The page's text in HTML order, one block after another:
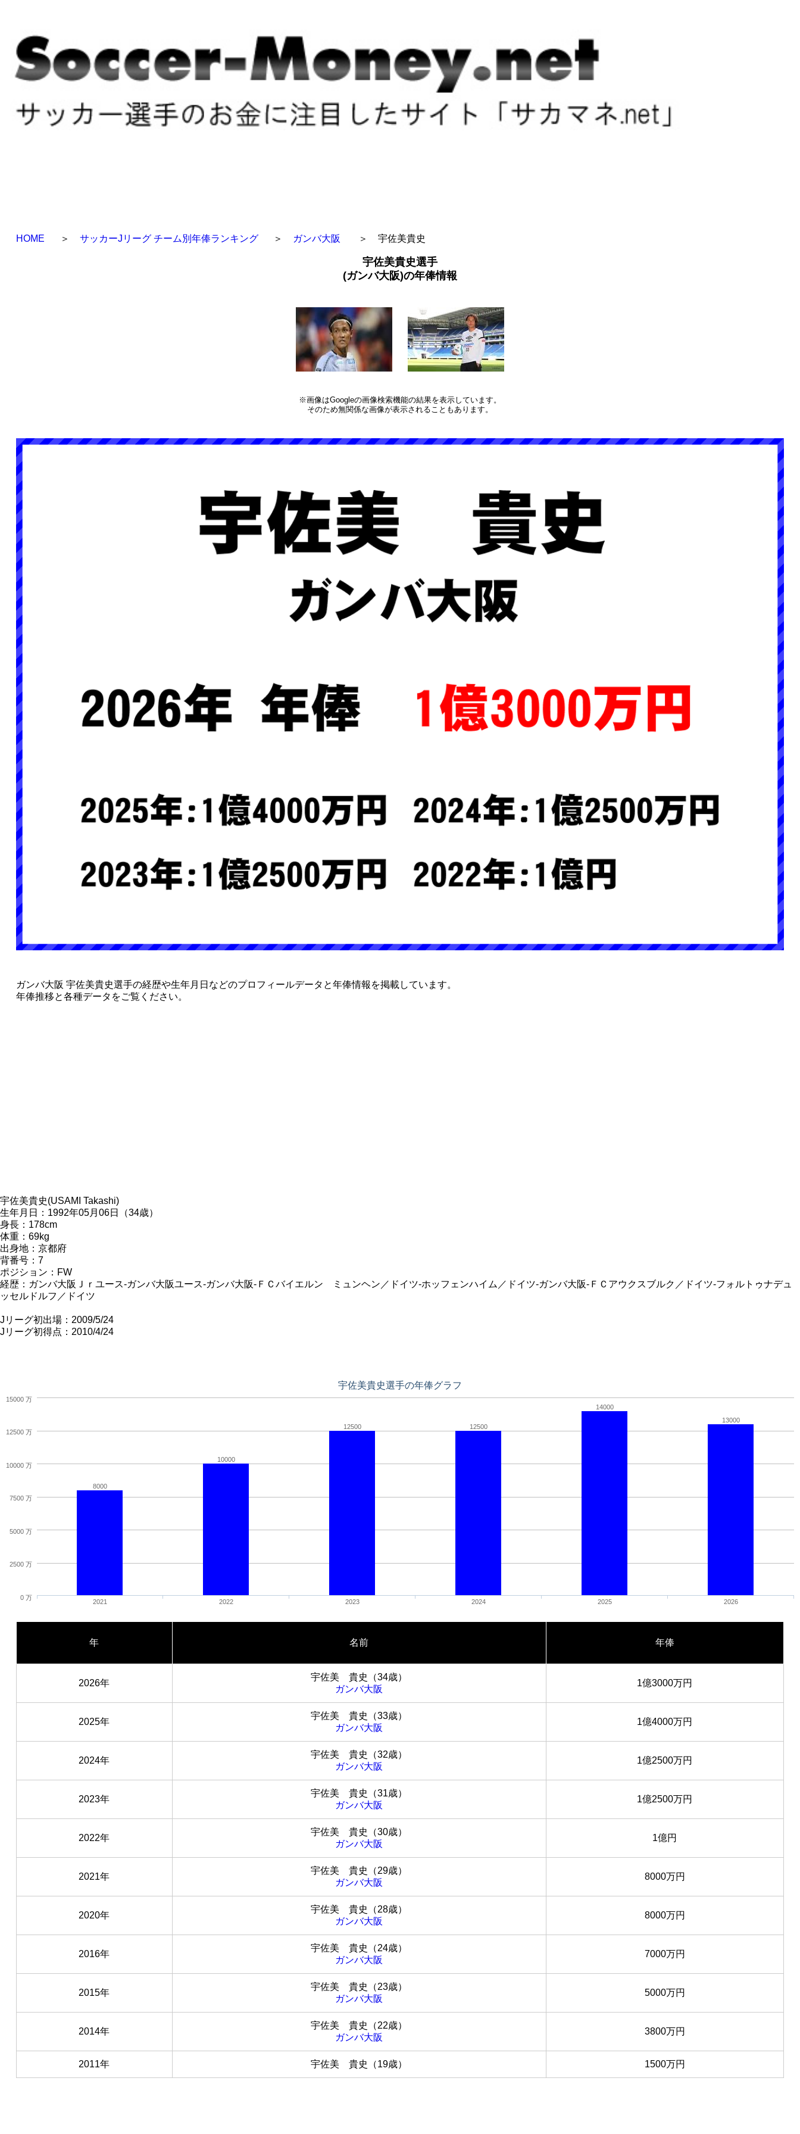
HOME ＞ サッカーJリーグ チーム別年俸ランキング ＞ ガンバ大阪 ＞ 宇佐美貴史
宇佐美貴史選手
(ガンバ大阪)の年俸情報
※画像はGoogleの画像検索機能の結果を表示しています。
そのため無関係な画像が表示されることもあります。
ガンバ大阪 宇佐美貴史選手の経歴や生年月日などのプロフィールデータと年俸情報を掲載しています。
年俸推移と各種データをご覧ください。
宇佐美貴史(USAMI Takashi)
生年月日：1992年05月06日（34歳）
身長：178cm
体重：69kg
出身地：京都府
背番号：7
ポジション：FW
経歴：ガンバ大阪Ｊｒユース-ガンバ大阪ユース-ガンバ大阪-ＦＣバイエルン ミュンヘン／ドイツ-ホッフェンハイム／ドイツ-ガンバ大阪-ＦＣアウクスブルク／ドイツ-フォルトゥナデュ
ッセルドルフ／ドイツ
Jリーグ初出場：2009/5/24
Jリーグ初得点：2010/4/24
宇佐美貴史選手の年俸グラフ
8000
10000
12500 12500
14000
13000
2021 2022 2023 2024 2025 2026
0 万
2500 万
5000 万
7500 万
10000 万
12500 万
15000 万
年 名前 年俸
2026年
宇佐美 貴史（34歳）
ガンバ大阪
1億3000万円
2025年
宇佐美 貴史（33歳）
ガンバ大阪
1億4000万円
2024年
宇佐美 貴史（32歳）
ガンバ大阪
1億2500万円
2023年
宇佐美 貴史（31歳）
ガンバ大阪
1億2500万円
2022年
宇佐美 貴史（30歳）
ガンバ大阪
1億円
2021年
宇佐美 貴史（29歳）
ガンバ大阪
8000万円
2020年
宇佐美 貴史（28歳）
ガンバ大阪
8000万円
2016年
宇佐美 貴史（24歳）
ガンバ大阪
7000万円
2015年
宇佐美 貴史（23歳）
ガンバ大阪
5000万円
2014年
宇佐美 貴史（22歳）
ガンバ大阪
3800万円
2011年 宇佐美 貴史（19歳） 1500万円